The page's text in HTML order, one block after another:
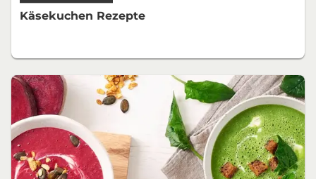
Käsekuchen Rezepte